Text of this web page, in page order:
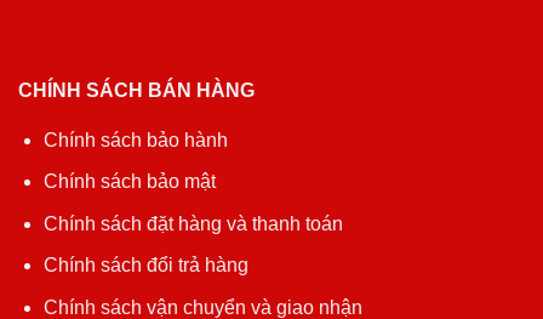
CHÍNH SÁCH BÁN HÀNG
Chính sách bảo hành
Chính sách bảo mật
Chính sách đặt hàng và thanh toán
Chính sách đổi trả hàng
Chính sách vận chuyển và giao nhận